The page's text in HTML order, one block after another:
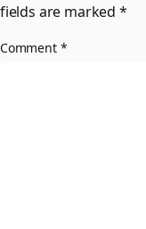
fields are marked *
Comment *